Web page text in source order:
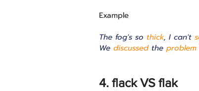
Example
The fog's so thick, I can't
We discussed the problem
4. flack VS flak